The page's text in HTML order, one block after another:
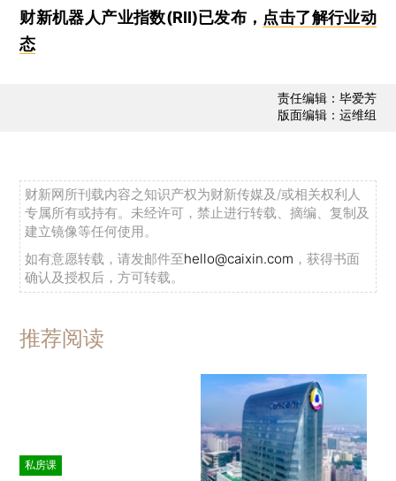
财新机器人产业指数(RII)已发布， 点击了解行业动
态
责任编辑：毕爱芳
版面编辑：运维组
财新网所刊载内容之知识产权为财新传媒及/或相关权利人
专属所有或持有。未经许可，禁止进行转载、摘编、复制及
建立镜像等任何使用。
如有意愿转载，请发邮件至hello@caixin.com ，获得书面
确认及授权后，方可转载。
推荐阅读
私房课